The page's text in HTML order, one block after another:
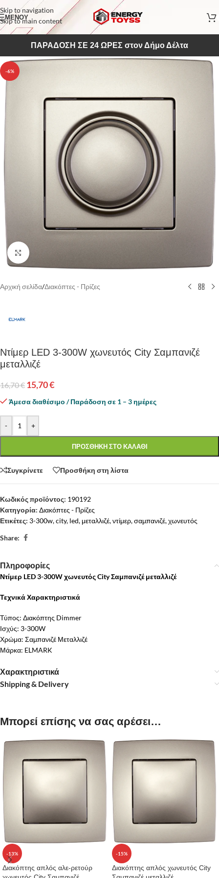
Skip to navigation
Skip to main content
ΜΕΝΟΥ
ΠΑΡΑΔΟΣΗ ΣΕ 24 ΩΡΕΣ στον Δήμο Δέλτα
-6%
Κάντε κλικ για να μεγεθύνετε
Αρχική σελίδα/Διακόπτες - Πρίζες
Ντίμερ LED 3-300W χωνευτός City Σαμπανιζέ
μεταλλιζέ
16,70€ 15,70€
Άμεσα διαθέσιμο / Παράδοση σε 1 – 3 ημέρες
- +
ΠΡΟΣΘΗΚΗ ΣΤΟ ΚΑΛΑΘΙ
Συγκρίνετε Προσθήκη στη λίστα
Κωδικός προϊόντος: 190192
Κατηγορία: Διακόπτες - Πρίζες
Ετικέτες: 3-300w,city, led, μεταλλιζέ,ντίμερ,σαμπανιζέ,χωνευτός
Share:
Πληροφορίες
Ντίμερ LED 3-300W χωνευτός City Σαμπανιζέ μεταλλιζέ
Τεχνικά Χαρακτηριστικά
Τύπος: Διακόπτης Dimmer
Ισχύς: 3-300W
Χρώμα: Σαμπανιζέ Μεταλλιζέ
Μάρκα: ELMARK
Χαρακτηριστικά
Shipping & Delivery
Μπορεί επίσης να σας αρέσει…
-13%
Διακόπτης απλός αλε-ρετούρ
-15%
Διακόπτης απλός χωνευτός City